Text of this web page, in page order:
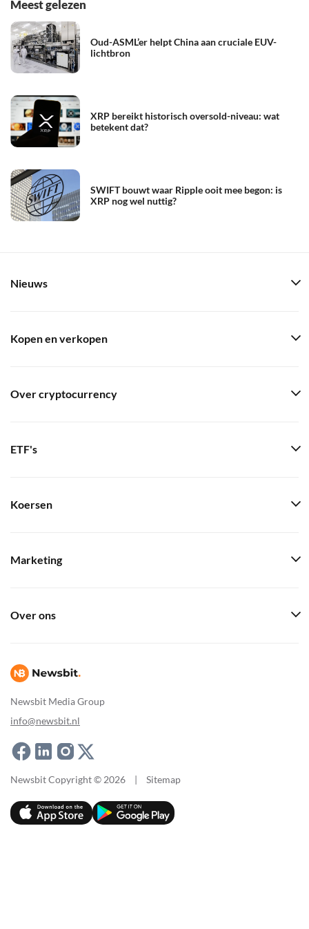
Meest gelezen
Oud-ASML’er helpt China aan cruciale EUV-
lichtbron
XRP bereikt historisch oversold-niveau: wat
betekent dat?
SWIFT bouwt waar Ripple ooit mee begon: is
XRP nog wel nuttig?
Newsbit Media Group
info@newsbit.nl
Nieuws
Kopen en verkopen
Over cryptocurrency
ETF's
Koersen
Marketing
Over ons
Newsbit Copyright © 2026 | Sitemap